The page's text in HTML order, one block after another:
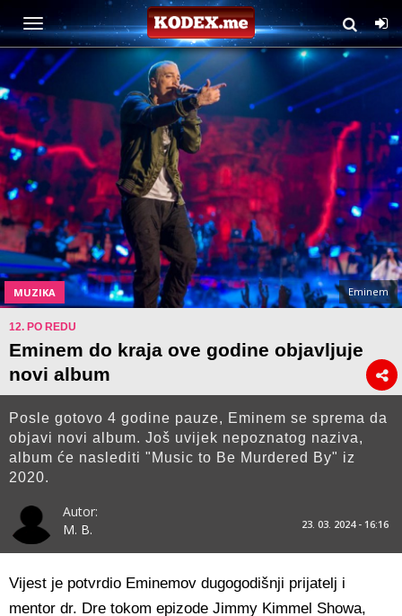
MUZIKA Eminem
12. PO REDU
Eminem do kraja ove godine objavljuje
novi album
Posle gotovo 4 godine pauze, Eminem se sprema da
objavi novi album. Još uvijek nepoznatog naziva,
album će naslediti "Music to Be Murdered By" iz
2020.
Autor:
M. B.
23. 03. 2024 - 16:16
Vijest je potvrdio Eminemov dugogodišnji prijatelj i
mentor dr. Dre tokom epizode Jimmy Kimmel Showa,